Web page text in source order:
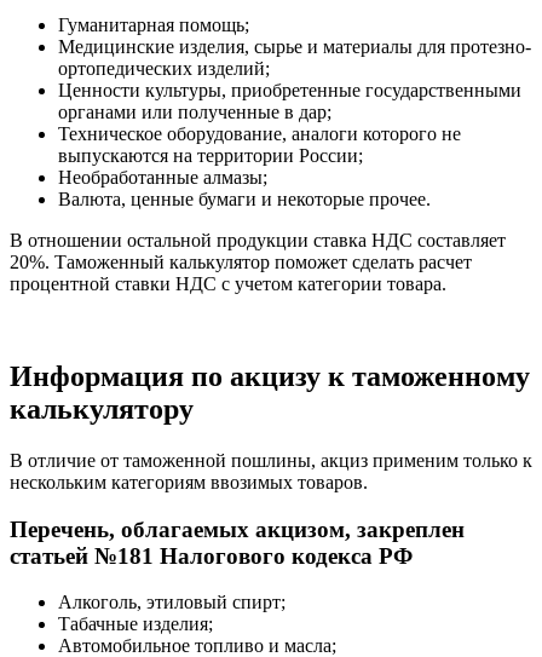
Гуманитарная помощь;
Медицинские изделия, сырье и материалы для протезно-
ортопедических изделий;
Ценности культуры, приобретенные государственными
органами или полученные в дар;
Техническое оборудование, аналоги которого не
выпускаются на территории России;
Необработанные алмазы;
Валюта, ценные бумаги и некоторые прочее.
В отношении остальной продукции ставка НДС составляет
20%. Таможенный калькулятор поможет сделать расчет
процентной ставки НДС с учетом категории товара.
Информация по акцизу к таможенному
калькулятору
В отличие от таможенной пошлины, акциз применим только к
нескольким категориям ввозимых товаров.
Перечень, облагаемых акцизом, закреплен
статьей №181 Налогового кодекса РФ
Алкоголь, этиловый спирт;
Табачные изделия;
Автомобильное топливо и масла;